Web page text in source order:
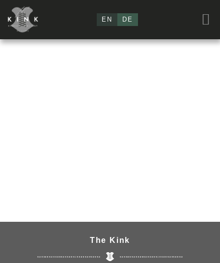
EN DE
The Kink